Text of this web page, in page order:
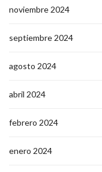
noviembre 2024
septiembre 2024
agosto 2024
abril 2024
febrero 2024
enero 2024